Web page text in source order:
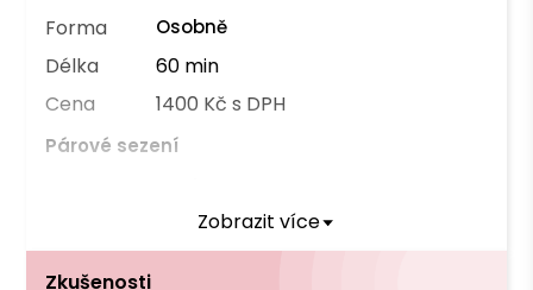
Forma Osobně
Délka
60 min
Cena
1400 Kč s DPH
Párové sezení
60 minZobrazit více
Zkušenosti